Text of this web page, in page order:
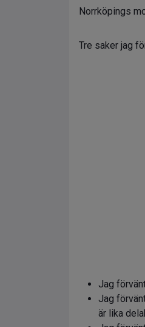
Norrköpings
Tre saker jag
Jag
Jag
är lika